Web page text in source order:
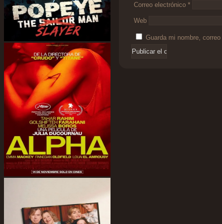
Correo electrónico *
Web
Guarda mi nombre,